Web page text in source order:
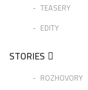
TEASERY
EDITY
STORIES
ROZHOVORY